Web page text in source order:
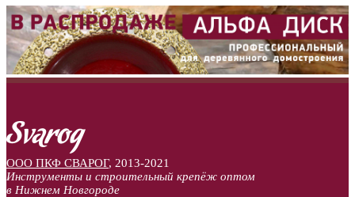
ООО ПКФ СВАРОГ, 2013-2021
Инструменты и строительный крепёж оптом
в Нижнем Новгороде